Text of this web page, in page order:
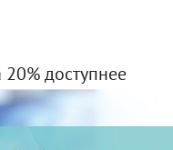
доступнее